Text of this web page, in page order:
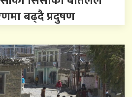
बढ्दै प्रदुषण